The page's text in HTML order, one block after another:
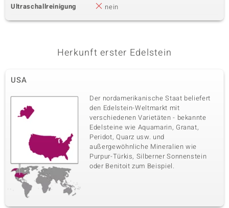
Ultraschallreinigung
nein
Herkunft erster Edelstein
USA
Der nordamerikanische Staat beliefert
den Edelstein-Weltmarkt mit
verschiedenen Varietäten - bekannte
Edelsteine wie Aquamarin, Granat,
Peridot, Quarz usw. und
außergewöhnliche Mineralien wie
Purpur-Türkis, Silberner Sonnenstein
oder Benitoit zum Beispiel.